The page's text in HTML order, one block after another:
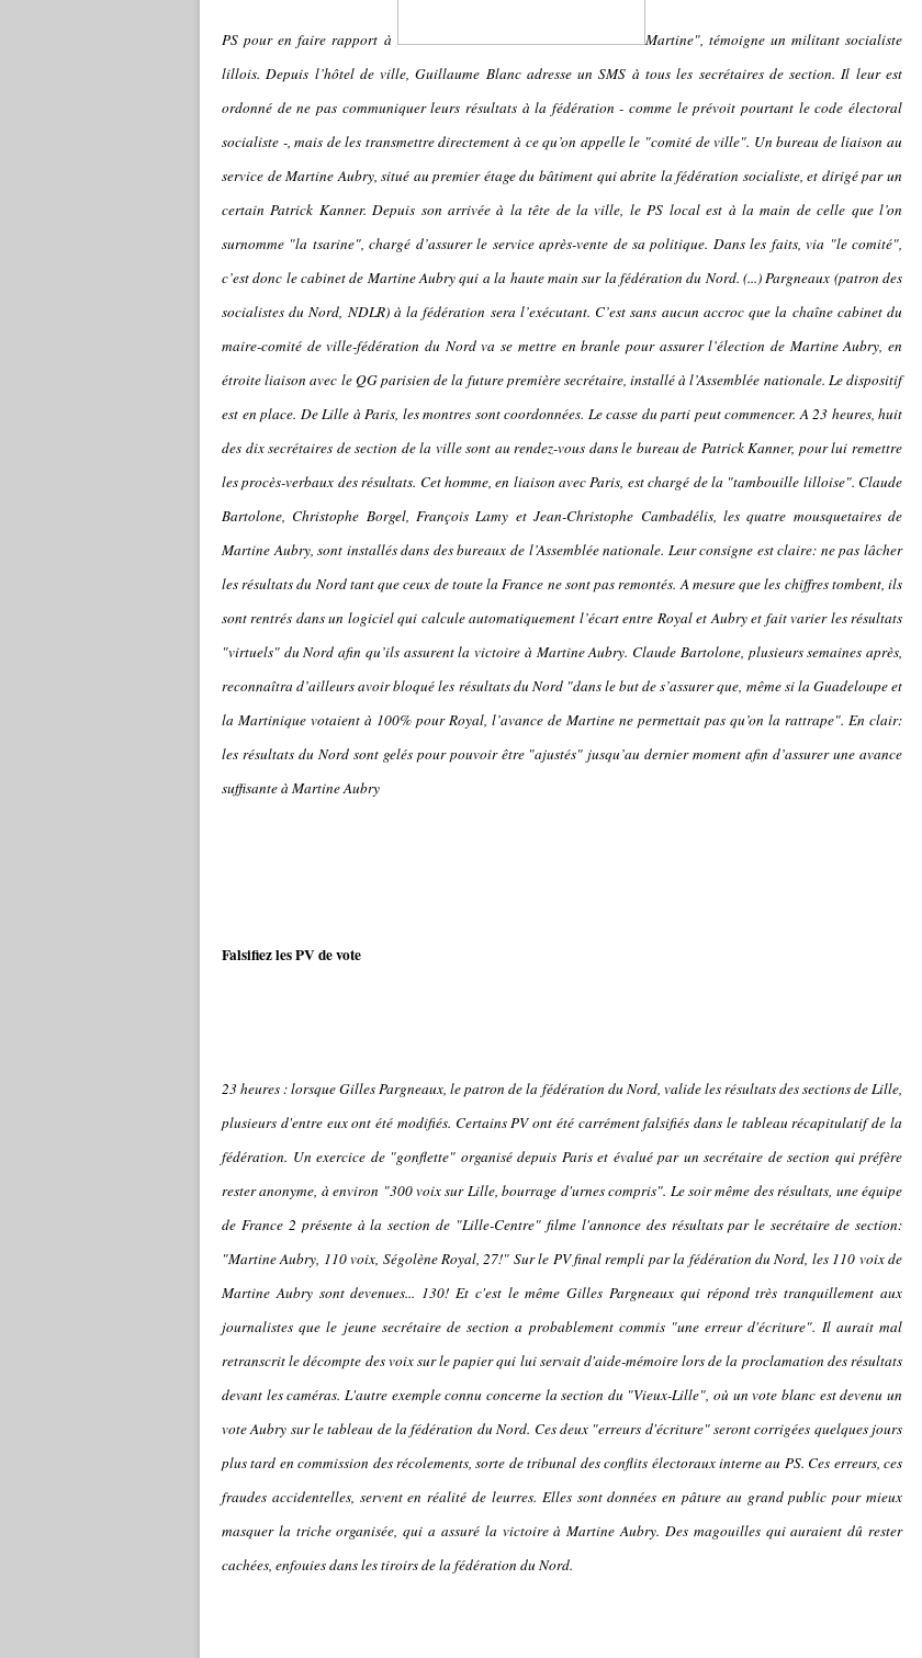
PS pour en faire rapport à
Martine", témoigne un militant socialiste
lillois. Depuis l’hôtel de ville, Guillaume Blanc adresse un SMS à tous les secrétaires de section. Il leur est
ordonné de ne pas communiquer leurs résultats à la fédération - comme le prévoit pourtant le code électoral
socialiste -, mais de les transmettre directement à ce qu’on appelle le "comité de ville". Un bureau de liaison au
service de Martine Aubry, situé au premier étage du bâtiment qui abrite la fédération socialiste, et dirigé par un
certain Patrick Kanner. Depuis son arrivée à la tête de la ville, le PS local est à la main de celle que l’on
surnomme "la tsarine", chargé d’assurer le service après-vente de sa politique. Dans les faits, via "le comité",
c’est donc le cabinet de Martine Aubry qui a la haute main sur la fédération du Nord. (...) Pargneaux (patron des
socialistes du Nord, NDLR) à la fédération sera l’exécutant. C’est sans aucun accroc que la chaîne cabinet du
maire-comité de ville-fédération du Nord va se mettre en branle pour assurer l’élection de Martine Aubry, en
étroite liaison avec le QG parisien de la future première secrétaire, installé à l’Assemblée nationale. Le dispositif
est en place. De Lille à Paris, les montres sont coordonnées. Le casse du parti peut commencer. A 23 heures, huit
des dix secrétaires de section de la ville sont au rendez-vous dans le bureau de Patrick Kanner, pour lui remettre
les procès-verbaux des résultats. Cet homme, en liaison avec Paris, est chargé de la "tambouille lilloise". Claude
Bartolone, Christophe Borgel, François Lamy et Jean-Christophe Cambadélis, les quatre mousquetaires de
Martine Aubry, sont installés dans des bureaux de l’Assemblée nationale. Leur consigne est claire: ne pas lâcher
les résultats du Nord tant que ceux de toute la France ne sont pas remontés. A mesure que les chiffres tombent, ils
sont rentrés dans un logiciel qui calcule automatiquement l’écart entre Royal et Aubry et fait varier les résultats
"virtuels" du Nord afin qu’ils assurent la victoire à Martine Aubry. Claude Bartolone, plusieurs semaines après,
reconnaîtra d’ailleurs avoir bloqué les résultats du Nord "dans le but de s’assurer que, même si la Guadeloupe et
la Martinique votaient à 100% pour Royal, l’avance de Martine ne permettait pas qu’on la rattrape". En clair:
les résultats du Nord sont gelés pour pouvoir être "ajustés" jusqu’au dernier moment afin d’assurer une avance
suffisante à Martine Aubry
Falsifiez les PV de vote
23 heures : lorsque Gilles Pargneaux, le patron de la fédération du Nord, valide les résultats des sections de Lille,
plusieurs d'entre eux ont été modifiés. Certains PV ont été carrément falsifiés dans le tableau récapitulatif de la
fédération. Un exercice de "gonflette" organisé depuis Paris et évalué par un secrétaire de section qui préfère
rester anonyme, à environ "300 voix sur Lille, bourrage d'urnes compris". Le soir même des résultats, une équipe
de France 2 présente à la section de "Lille-Centre" filme l'annonce des résultats par le secrétaire de section:
"Martine Aubry, 110 voix, Ségolène Royal, 27!" Sur le PV final rempli par la fédération du Nord, les 110 voix de
Martine Aubry sont devenues... 130! Et c'est le même Gilles Pargneaux qui répond très tranquillement aux
journalistes que le jeune secrétaire de section a probablement commis "une erreur d'écriture". Il aurait mal
retranscrit le décompte des voix sur le papier qui lui servait d'aide-mémoire lors de la proclamation des résultats
devant les caméras. L'autre exemple connu concerne la section du "Vieux-Lille", où un vote blanc est devenu un
vote Aubry sur le tableau de la fédération du Nord. Ces deux "erreurs d'écriture" seront corrigées quelques jours
plus tard en commission des récolements, sorte de tribunal des conflits électoraux interne au PS. Ces erreurs, ces
fraudes accidentelles, servent en réalité de leurres. Elles sont données en pâture au grand public pour mieux
masquer la triche organisée, qui a assuré la victoire à Martine Aubry. Des magouilles qui auraient dû rester
cachées, enfouies dans les tiroirs de la fédération du Nord.